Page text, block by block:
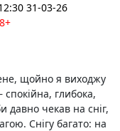
31-03-26
щойно я виходжу
глибока,
давно чекав на сніг,
Снігу багато: на